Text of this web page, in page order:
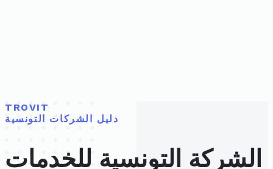
TROVIT
دليل الشركات التونسية
الشركة التونسية للخدمات